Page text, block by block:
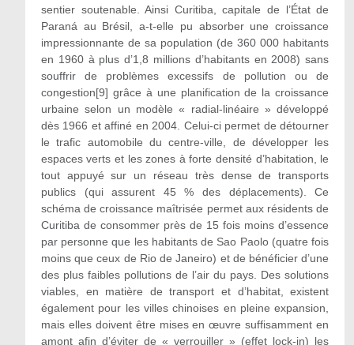
sentier soutenable. Ainsi Curitiba, capitale de l’État de
Paraná au Brésil, a-t-elle pu absorber une croissance
impressionnante de sa population (de 360 000 habitants
en 1960 à plus d’1,8 millions d’habitants en 2008) sans
souffrir de problèmes excessifs de pollution ou de
congestion[9] grâce à une planification de la croissance
urbaine selon un modèle « radial-linéaire » développé
dès 1966 et affiné en 2004. Celui-ci permet de détourner
le trafic automobile du centre-ville, de développer les
espaces verts et les zones à forte densité d’habitation, le
tout appuyé sur un réseau très dense de transports
publics (qui assurent 45 % des déplacements). Ce
schéma de croissance maîtrisée permet aux résidents de
Curitiba de consommer près de 15 fois moins d’essence
par personne que les habitants de Sao Paolo (quatre fois
moins que ceux de Rio de Janeiro) et de bénéficier d’une
des plus faibles pollutions de l’air du pays. Des solutions
viables, en matière de transport et d’habitat, existent
également pour les villes chinoises en pleine expansion,
mais elles doivent être mises en œuvre suffisamment en
amont afin d’éviter de « verrouiller » (effet lock-in) les